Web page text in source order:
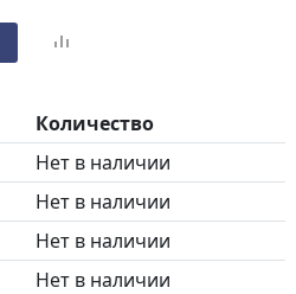
Количество
Нет в наличии
Нет в наличии
Нет в наличии
Нет в наличии